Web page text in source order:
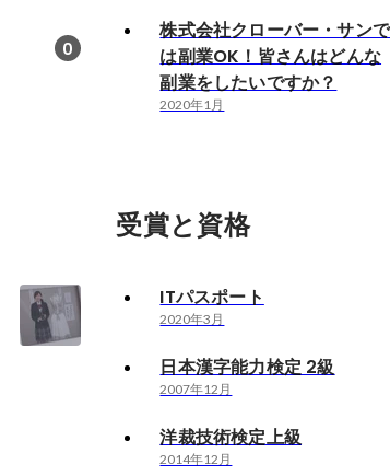
0
株式会社クローバー・サンで
は副業OK！皆さんはどんな
副業をしたいですか？
2020年1月
受賞と資格
ITパスポート
2020年3月
日本漢字能力検定 2級
2007年12月
洋裁技術検定上級
2014年12月